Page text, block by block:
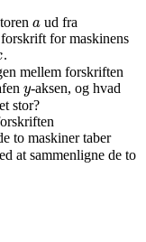
ud fra
for maskinens
.
mellem forskriften
y
-aksen, og hvad
stor?
to maskiner taber
at sammenligne de to